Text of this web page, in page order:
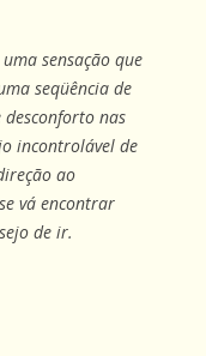
sensação que
seqüência de
desconforto nas
incontrolável de
ao
vá encontrar
de ir.